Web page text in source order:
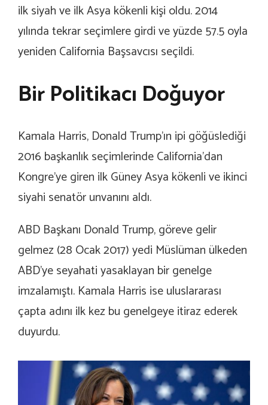
ilk siyah ve ilk Asya kökenli kişi oldu. 2014
yılında tekrar seçimlere girdi ve yüzde 57.5 oyla
yeniden California Başsavcısı seçildi.
Bir Politikacı Doğuyor
Kamala Harris, Donald Trump’ın ipi göğüslediği
2016 başkanlık seçimlerinde California’dan
Kongre’ye giren ilk Güney Asya kökenli ve ikinci
siyahi senatör unvanını aldı.
ABD Başkanı Donald Trump, göreve gelir
gelmez (28 Ocak 2017) yedi Müslüman ülkeden
ABD’ye seyahati yasaklayan bir genelge
imzalamıştı. Kamala Harris ise uluslararası
çapta adını ilk kez bu genelgeye itiraz ederek
duyurdu.